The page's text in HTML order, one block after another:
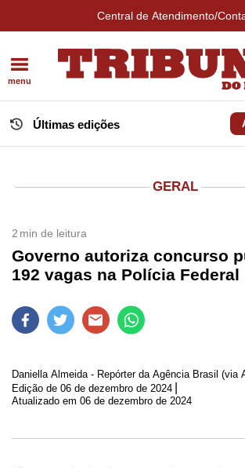
Central de Atendimento/
menu
Últimas edições
GERAL
2 min de leitura
Governo autoriza concurso
192 vagas na Polícia Federal
Daniella Almeida - Repórter da Agência Brasil (via
Edição de 06 de dezembro de 2024
Atualizado em 06 de dezembro de 2024